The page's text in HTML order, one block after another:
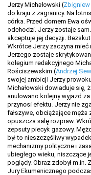
Jerzy Michałowski (
do kraju z zagranicy. Na
córka. Przed domem Ewa
odchodzi. Jerzy zostaje
akceptuje jej decyzji.
Wkrótce Jerzy zaczyna mieć
Jerzego zostaje
kolegium redakcyjnego
Rościszewskim (Andrzej
swojej ambicji Jerzy
Michałowski dowiaduje się,
anulowano kolejny wyjazd
przynosi efektu. Jerzy nie
fałszywe, obciążające męża
opuszcza salę rozpraw.
zepsuty piecyk gazowy.
był to nieszczęśliwy
mechanizmy polityczne i
ubiegłego wieku, niszczące
poglądy. Obraz zdobył m.in.
Jury Ekumenicznego